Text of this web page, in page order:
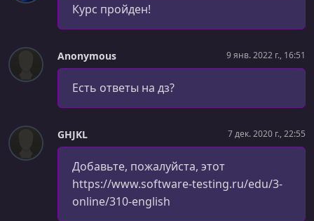
Курс пройден!
Anonymous 9 янв. 2022 г., 16:51
Есть ответы на дз?
GHJKL 7 дек. 2020 г., 22:55
Добавьте, пожалуйста, этот
https://www.software-testing.ru/edu/3-
online/310-english